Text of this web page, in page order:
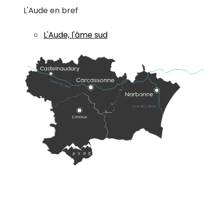
L'Aude en bref
L'Aude, l'âme sud